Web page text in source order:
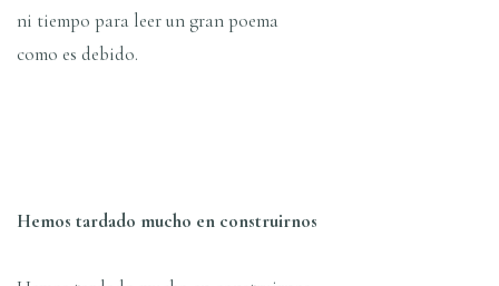
ni tiempo para leer un gran poema
como es debido.
Hemos tardado mucho en construirnos